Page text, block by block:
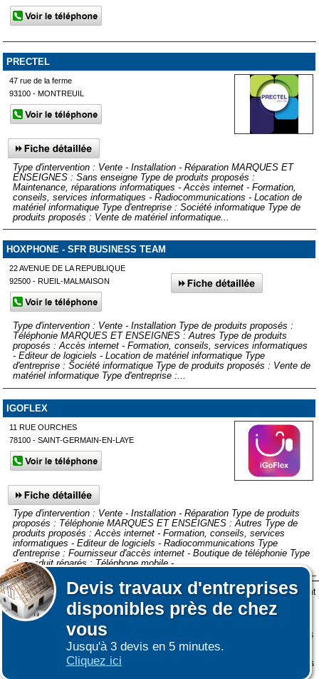
Devis travaux d'entreprises
disponibles près de chez
vous
Jusqu'à 3 devis en 5 minutes.
Cliquez ici
PRECTEL
47 rue de la ferme
93100 - MONTREUIL
Type d'intervention : Vente - Installation - Réparation MARQUES ET
ENSEIGNES : Sans enseigne Type de produits proposés :
Maintenance, réparations informatiques - Accès internet - Formation,
conseils, services informatiques - Radiocommunications - Location de
matériel informatique Type d'entreprise : Société informatique Type de
produits proposés : Vente de matériel informatique...
HOXPHONE - SFR BUSINESS TEAM
22 AVENUE DE LA REPUBLIQUE
92500 - RUEIL-MALMAISON
Type d'intervention : Vente - Installation Type de produits proposés :
Téléphonie MARQUES ET ENSEIGNES : Autres Type de produits
proposés : Accès internet - Formation, conseils, services informatiques
- Editeur de logiciels - Location de matériel informatique Type
d'entreprise : Société informatique Type de produits proposés : Vente de
matériel informatique Type d'entreprise :...
IGOFLEX
11 RUE OURCHES
78100 - SAINT-GERMAIN-EN-LAYE
Type d'intervention : Vente - Installation - Réparation Type de produits
proposés : Téléphonie MARQUES ET ENSEIGNES : Autres Type de
produits proposés : Accès internet - Formation, conseils, services
informatiques - Editeur de logiciels - Radiocommunications Type
d'entreprise : Fournisseur d'accès internet - Boutique de téléphonie Type
de produit réparés : Téléphone mobile -...
Afficher plus de prestataires dans un rayon de 50km autour de
Sannois
Affiner votre recherche
ESPACE GRAND PUBLIC : information des utilisateurs
Lors de votre visite sur notre site des fichiers informatiques nommés cookies sont
déposés sur votre terminal. Ces cookies sont utilisés pour la navigation, le
fonctionnement du site et les mesures d'audience pour l'éditeur.
Nous ne collectons pas vos données personnelles au travers des cookies à des
fins publicitaires ni pour nous ni pour des tiers.
Plus d'infos sur les cookies-Ne plus afficher ce message
(vous pouvez toujours